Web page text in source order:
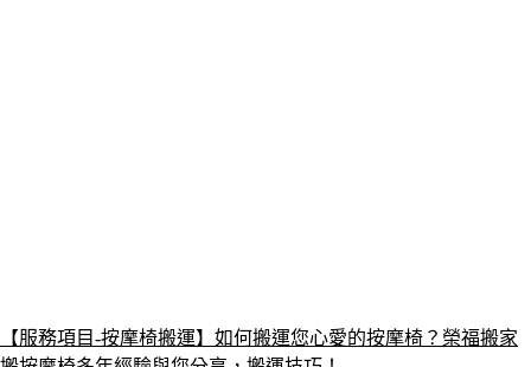
【服務項目-按摩椅搬運】如何搬運您心愛的按摩椅？榮福搬家